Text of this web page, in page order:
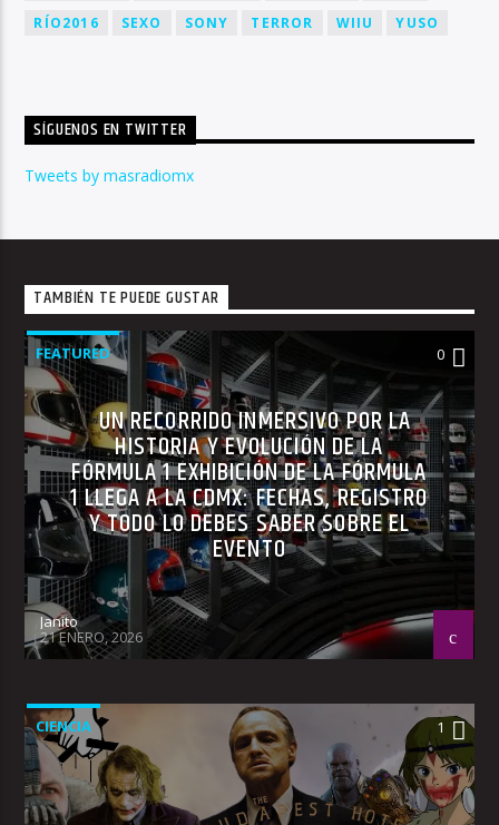
RÍO2016
SEXO SONY TERROR WIIU YUSO
SÍGUENOS EN TWITTER
Tweets by masradiomx
TAMBIÉN TE PUEDE GUSTAR
FEATURED 0
UN RECORRIDO INMERSIVO POR LA
HISTORIA Y EVOLUCIÓN DE LA
FÓRMULA 1 EXHIBICIÓN DE LA FÓRMULA
1 LLEGA A LA CDMX: FECHAS, REGISTRO
Y TODO LO DEBES SABER SOBRE EL
EVENTO
Janito
21 ENERO, 2026
CIENCIA 1